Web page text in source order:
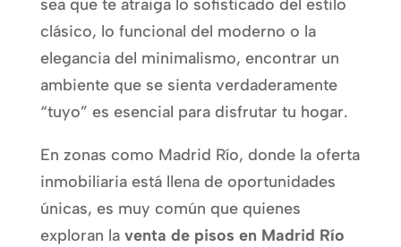
sea que te atraiga lo sofisticado del estilo
clásico, lo funcional del moderno o la
elegancia del minimalismo, encontrar un
ambiente que se sienta verdaderamente
“tuyo” es esencial para disfrutar tu hogar.
En zonas como Madrid Río, donde la oferta
inmobiliaria está llena de oportunidades
únicas, es muy común que quienes
exploran la venta de pisos en Madrid Río